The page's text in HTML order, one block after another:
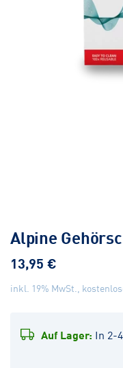
Alpine
13,95 €
inkl. 19% MwSt.,
Auf Lager: In 2-